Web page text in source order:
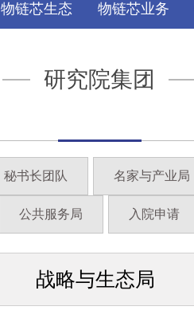
物链芯生态 物链芯业务
研究院集团
秘书长团队 名家与产业局
公共服务局 入院申请
战略与生态局